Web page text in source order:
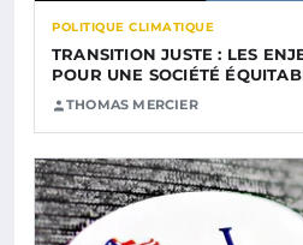
POLITIQUE CLIMATIQUE
TRANSITION JUSTE : LES
POUR UNE SOCIÉTÉ
THOMAS MERCIER